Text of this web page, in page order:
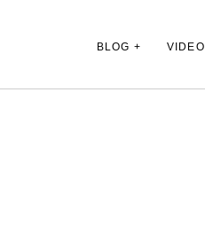
Main Menu
BLOG VIDEO